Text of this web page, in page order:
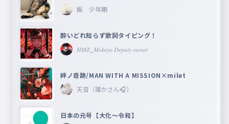
飯 少年期
酔いどれ知らず歌詞タイピング！
𝐻𝑀𝑍_𝑀𝑜𝑘𝑒𝑦𝑎 𝐷𝑒𝑝𝑢𝑡𝑦 𝑜𝑤𝑛𝑒𝑟
絆ノ奇跡/MAN WITH A MISSION×milet
天音（誰かさん🎧）
日本の元号【大化〜令和】